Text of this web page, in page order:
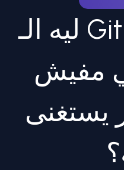
ليه الـ Git هو الصديق
مفيش
يستغنى